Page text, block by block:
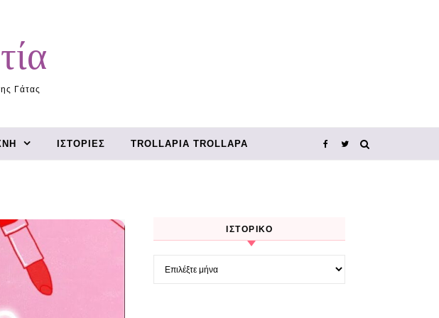
Γάτας
ΙΣΤΟΡΊΕΣ TROLLΑΡΊΑ TROLLΑΡΆ
ΙΣΤΟΡΙΚΌ
Ιστορικό